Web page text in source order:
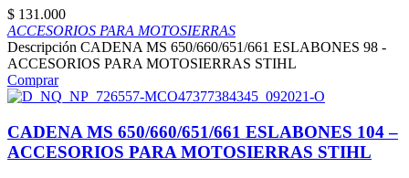
$ 131.000
ACCESORIOS PARA MOTOSIERRAS
Descripción CADENA MS 650/660/651/661 ESLABONES 98 -
ACCESORIOS PARA MOTOSIERRAS STIHL
Comprar
CADENA MS 650/660/651/661 ESLABONES 104 –
ACCESORIOS PARA MOTOSIERRAS STIHL